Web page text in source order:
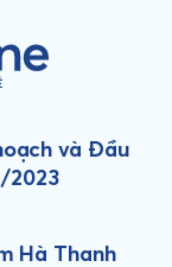
và Đầu
2023
Hà Thanh